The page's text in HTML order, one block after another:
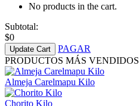
No products in the cart.
Subtotal:
$0
Update Cart
PAGAR
PRODUCTOS MÁS VENDIDOS
Almeja Carelmapu Kilo
Chorito Kilo